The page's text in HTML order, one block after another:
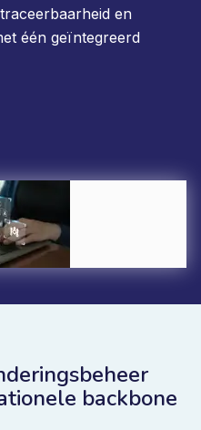
en
één geïntegreerd
backbone